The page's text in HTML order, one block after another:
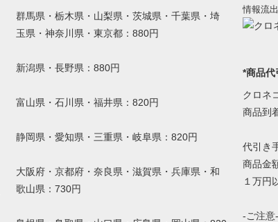
群馬県・栃木県・山梨県・茨城県・千葉県・埼
玉県・神奈川県・東京都：880円
新潟県・長野県：880円
富山県・石川県・福井県：820円
静岡県・愛知県・三重県・岐阜県：820円
大阪府・京都府・奈良県・滋賀県・兵庫県・和
歌山県：730円
情報流
*商品代
クロネ
商品到
代引き
商品金
１万円
-ご注意